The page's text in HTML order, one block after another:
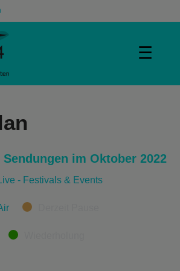
☰
Sendungen im Oktober 2022
- Festivals & Events